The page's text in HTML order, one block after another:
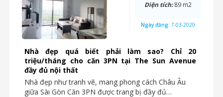
Nhà đẹp quá biết phải làm sao? Chỉ 20
triệu/tháng cho căn 3PN tại The Sun Avenue
đầy đủ nội thất
Nhà đẹp như tranh vẽ, mang phong cách Châu Âu
giữa Sài Gòn Căn 3PN được trang bị đầy đủ…
Diện tích:89 m2
Ngày đăng: 7-03-2020